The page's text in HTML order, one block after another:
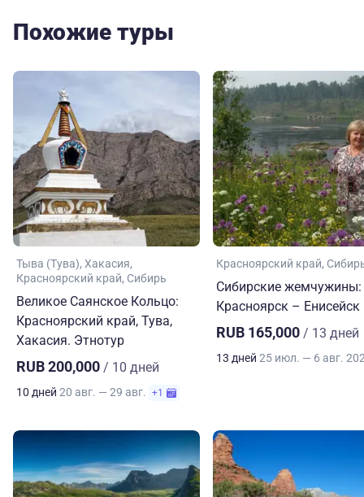
Спасибо за организацию!
Похожие туры
Тыва (Тува) Хакасия
Красноярский край Сибирь
Великое Саянское Кольцо:
Красноярский край, Тува,
Хакасия. Этнотур
RUB 200,000 / 10 дней
10 дней 20 авг. — 29 авг. +1
Красноярский край
Сибирские жемчужины:
Красноярск – Енисейск
RUB 165,000 / 13 дней
13 дней 25 июл. — 6 авг.